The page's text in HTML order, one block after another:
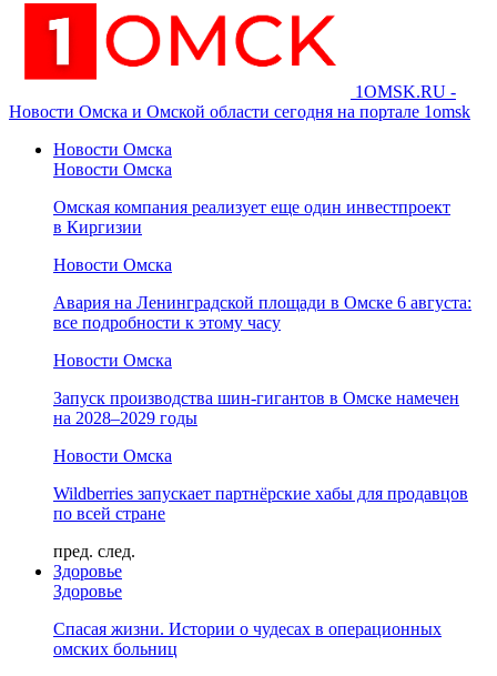
1OMSK.RU -
Новости Омска и Омской области сегодня на портале 1omsk
Новости Омска
Новости Омска
Омская компания реализует еще один инвестпроект
в Киргизии
Новости Омска
Авария на Ленинградской площади в Омске 6 августа:
все подробности к этому часу
Новости Омска
Запуск производства шин-гигантов в Омске намечен
на 2028–2029 годы
Новости Омска
Wildberries запускает партнёрские хабы для продавцов
по всей стране
пред. след.
Здоровье
Здоровье
Спасая жизни. Истории о чудесах в операционных
омских больниц